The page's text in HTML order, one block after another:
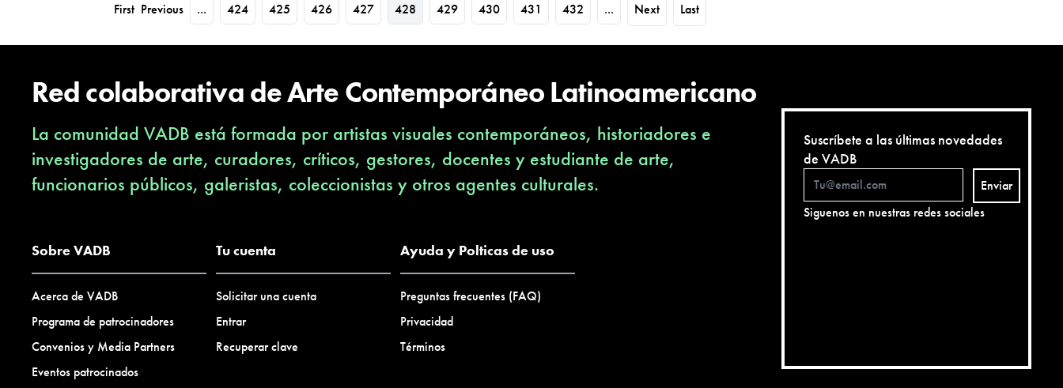
First Previous ... 424 425 426 427 428 429 430 431 432 ... Next Last
Red colaborativa de Arte Contemporáneo Latinoamericano
La comunidad VADB está formada por artistas visuales contemporáneos, historiadores e
investigadores de arte, curadores, críticos, gestores, docentes y estudiante de arte,
funcionarios públicos, galeristas, coleccionistas y otros agentes culturales.
Sobre VADB
Acerca de VADB
Programa de patrocinadores
Convenios y Media Partners
Eventos patrocinados
Tu cuenta
Solicitar una cuenta
Entrar
Recuperar clave
Ayuda y Polticas de uso
Preguntas frecuentes (FAQ)
Privacidad
Términos
Suscríbete a las últimas novedades
de VADB
Enviar
Siguenos en nuestras redes sociales